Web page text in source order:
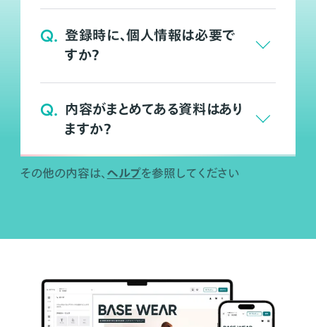
Q. 登録時に、個人情報は必要で
すか？
Q. 内容がまとめてある資料はあり
ますか？
その他の内容は、 ヘルプを参照してください